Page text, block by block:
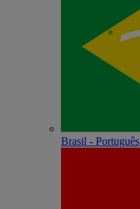
Brasil - Português